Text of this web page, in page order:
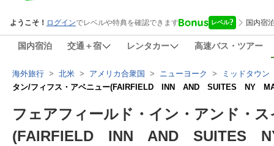
国内宿泊 交通＋宿 レンタカー 高速バス・ツアー
海外旅行 > 北米 > アメリカ合衆国 > ニューヨーク >
ミッドタウン
タン/フィフス・アベニュー(FAIRFIELD INN AND SUITES NY
フェアフィールド・イン・アンド・
(FAIRFIELD INN AND SUITES